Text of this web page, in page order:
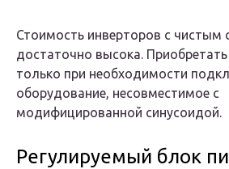
Стоимость инверторов с чистым
достаточно высока.
только при необходимости
оборудование, несовместимое с
модифицированной синусоидой.
Регулируемый блок